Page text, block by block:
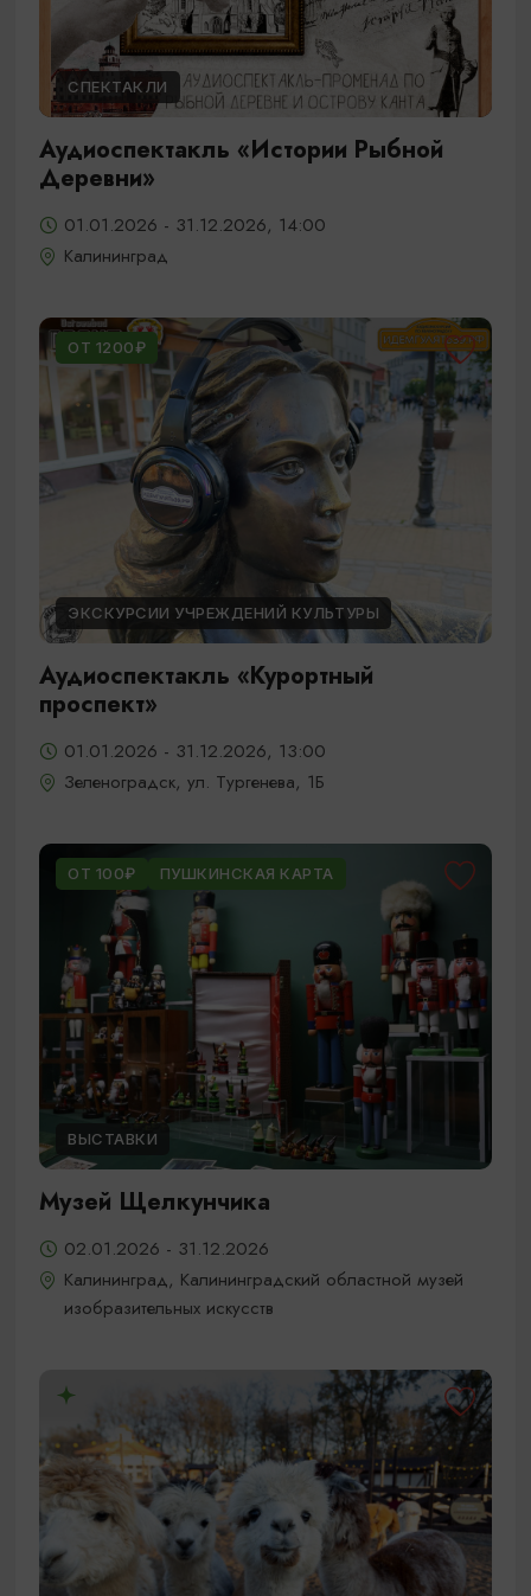
СПЕКТАКЛИ
Аудиоспектакль «Истории Рыбной
Деревни»
01.01.2026 - 31.12.2026, 14:00
Калининград
ОТ 1200₽
ЭКСКУРСИИ УЧРЕЖДЕНИЙ КУЛЬТУРЫ
Аудиоспектакль «Курортный
проспект»
01.01.2026 - 31.12.2026, 13:00
Зеленоградск, ул. Тургенева, 1Б
ОТ 100₽ ПУШКИНСКАЯ КАРТА
ВЫСТАВКИ
Музей Щелкунчика
02.01.2026 - 31.12.2026
Калининград, Калининградский областной музей
изобразительных искусств